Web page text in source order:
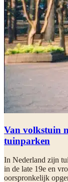
Van volkstuin
tuinparken
In Nederland zijn
in de late 19e en
oorspronkelijk